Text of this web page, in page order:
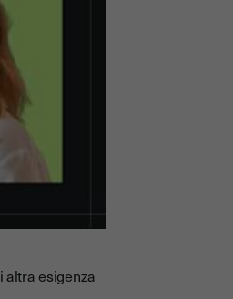
esigenza